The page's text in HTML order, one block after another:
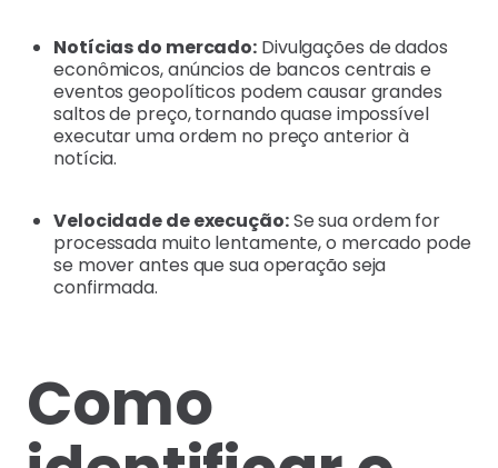
Notícias do mercado: Divulgações de dados
econômicos, anúncios de bancos centrais e
eventos geopolíticos podem causar grandes
saltos de preço, tornando quase impossível
executar uma ordem no preço anterior à
notícia.
Velocidade de execução:Se sua ordem for
processada muito lentamente, o mercado pode
se mover antes que sua operação seja
confirmada.
Como